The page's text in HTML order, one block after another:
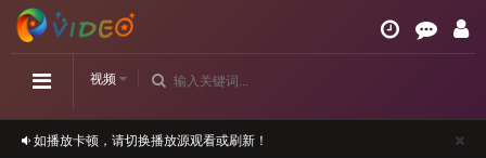
视频
如播放卡顿，请切换播放源观看或刷新！